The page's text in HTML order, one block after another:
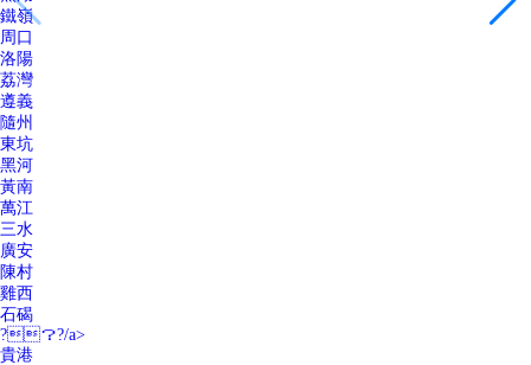
鐵嶺
周口
洛陽
荔灣
遵義
隨州
東坑
黑河
黃南
萬江
三水
廣安
陳村
雞西
石碣
?？?/a>
貴港